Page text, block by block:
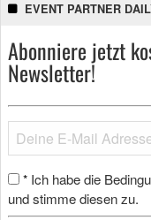
EVENT PARTNER
Abonniere jetzt
Newsletter!
* Ich habe die
und stimme diesen zu.